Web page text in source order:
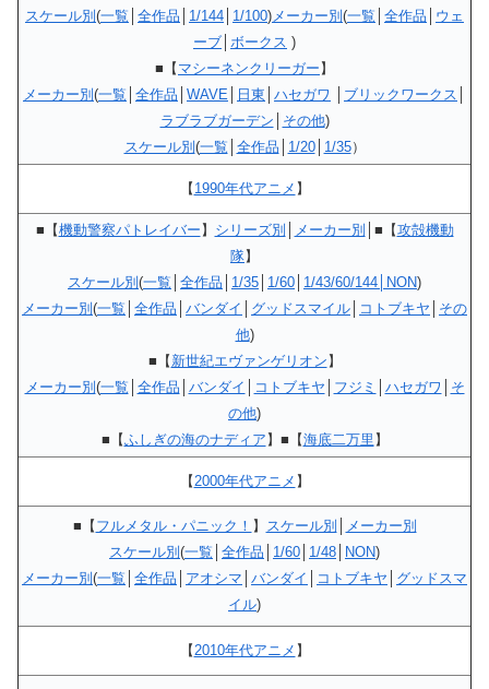
スケール別 (一覧 全作品 1/144 1/100)メーカー別 (一覧 全作品
ウェ
ーブ ボークス )
■【 マシーネンクリーガー 】
メーカー別 (一覧 全作品 WAVE 日東 ハセガワ ブリックワークス
ラブラブガーデン
その他)
スケール別 (一覧 全作品 1/20│ 1/35）
【 1990年代アニメ 】
■【機動警察パトレイバー 】 シリーズ別 メーカー別 │■【攻殻機動
隊】
スケール別 (一覧 全作品 1/35 1/60 1/43/60/144│NON)
メーカー別 (一覧 全作品 バンダイ グッドスマイル コトブキヤ
その
他)
■【 新世紀エヴァンゲリオン 】
メーカー別 (一覧 全作品 バンダイ コトブキヤ フジミ ハセガワ
そ
の他)
■【ふしぎの海のナディア 】■【海底二万里 】
【2000年代アニメ 】
■【 フルメタル・パニック！ 】 スケール別
メーカー別
スケール別 (一覧 全作品 1/60 1/48 NON)
メーカー別 (一覧 全作品 アオシマ バンダイ コトブキヤ
グッドスマ
イル)
【2010年代アニメ 】